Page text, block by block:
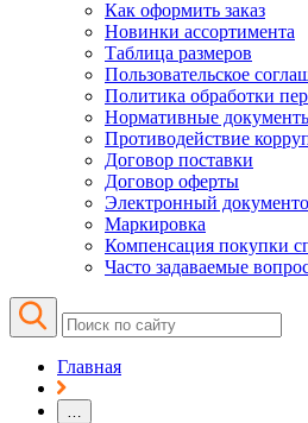
Как оформить заказ
Новинки ассортимента
Таблица размеров
Пользовательское
Политика обработки
Нормативные
Противодействие
Договор поставки
Договор оферты
Электронный
Маркировка
Компенсация покупки
Часто задаваемые
Главная
…